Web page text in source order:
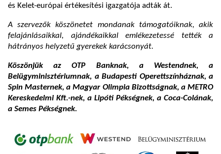
és Kelet-európai értékesítési igazgatója adták át.
A szervezők köszönetet mondanak támogatóiknak, akik
felajánlásaikkal, ajándékaikkal emlékezetessé tették a
hátrányos helyzetű gyerekek karácsonyát.
Köszönjük az OTP Banknak, a Westendnek, a
Belügyminisztériumnak, a Budapesti Operettszínháznak, a
Spin Masternek, a Magyar Olimpia Bizottságnak, a METRO
Kereskedelmi Kft.-nek, a Lipóti Pékségnek, a Coca-Colának,
a Semes Pékségnek.